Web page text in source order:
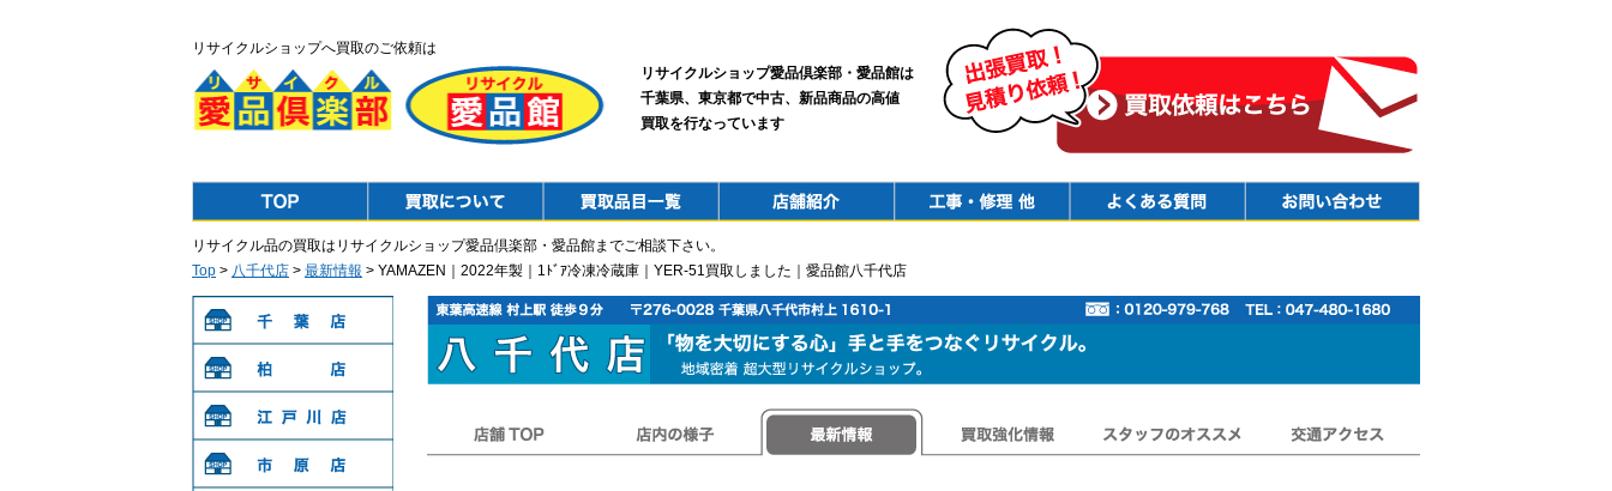
リサイクルショップへ買取のご依頼は
リサイクルショップ愛品倶楽部・愛品館は
千葉県、東京都で中古、新品商品の高値
買取を行なっています
リサイクル品の買取はリサイクルショップ愛品倶楽部・愛品館までご相談下さい。
Top > 八千代店 > 最新情報 > YAMAZEN｜2022年製｜1ﾄﾞｱ冷凍冷蔵庫｜YER-51買取しました｜愛品館八千代店